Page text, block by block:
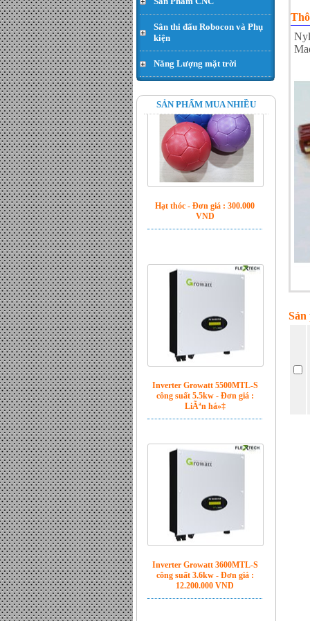
Sân thi đấu Robocon và Phụ
kiện
Năng Lượng mặt trời
SẢN PHẨM MUA NHIỀU
Hạt thóc - Đơn giá : 300.000
VND
công suất 5.5kw - Đơn giá :
LiÃªn há»‡
công suất 3.6kw - Đơn giá :
12.200.000 VND
Sản